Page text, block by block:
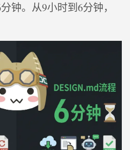
钟。从9小时到6分钟，